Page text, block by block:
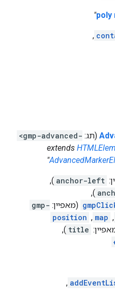
poly
,
(תג: <gmp-advanced-
extends
anchor-left
),
),
(מאפיין: gmp-
,
map
,
position
title
),
,